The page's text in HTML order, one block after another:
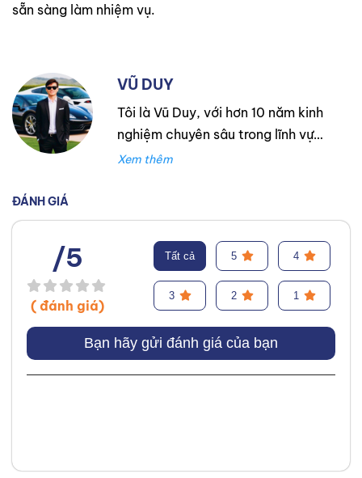
sẵn sàng làm nhiệm vụ.
VŨ DUY
Tôi là Vũ Duy, với hơn 10 năm kinh
nghiệm chuyên sâu trong lĩnh vực
lốp xe. Trong suốt thời gian đó,
viên lốp xe, chuyên lắp ráp và
cân bằng lốp hiệu suất cao.
Trước đó, tôi đã tích lũy kinh
nghiệm tại hãng Mercedes với vai
trò kỹ sư Công Nghệ Ô Tô. Tôi tự
hào đã tư vấn thành công cho
hơn 3000+ khách hàng, giúp họ
lựa chọn được loại lốp phù hợp,
ĐÁNH GIÁ
/5
( đánh giá)
Tất cả 5 4
3 2 1
Bạn hãy gửi đánh giá của bạn